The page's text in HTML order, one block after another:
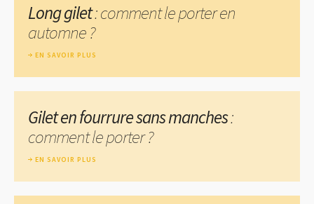
Long gilet: comment le porter en
automne ?
EN SAVOIR PLUS
Gilet en fourrure sans manches:
comment le porter ?
EN SAVOIR PLUS